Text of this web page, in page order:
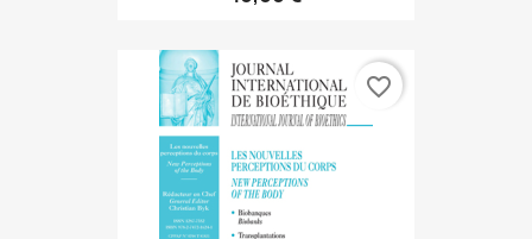
favorite_border